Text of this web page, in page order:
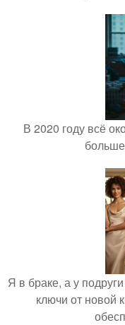
В 2020 году всё
Я в браке, а у
ключи от новой